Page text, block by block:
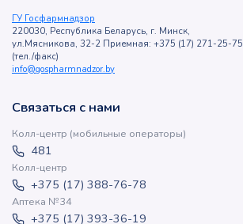
ГУ Госфармнадзор
220030, Республика Беларусь, г. Минск,
ул.Мясникова, 32-2 Приемная: +375 (17) 271-25-75
(тел./факс)
info@gospharmnadzor.by
Связаться с нами
Колл-центр (мобильные операторы)
481
Колл-центр
+375 (17) 388-76-78
Аптека №34
+375 (17) 393-36-19